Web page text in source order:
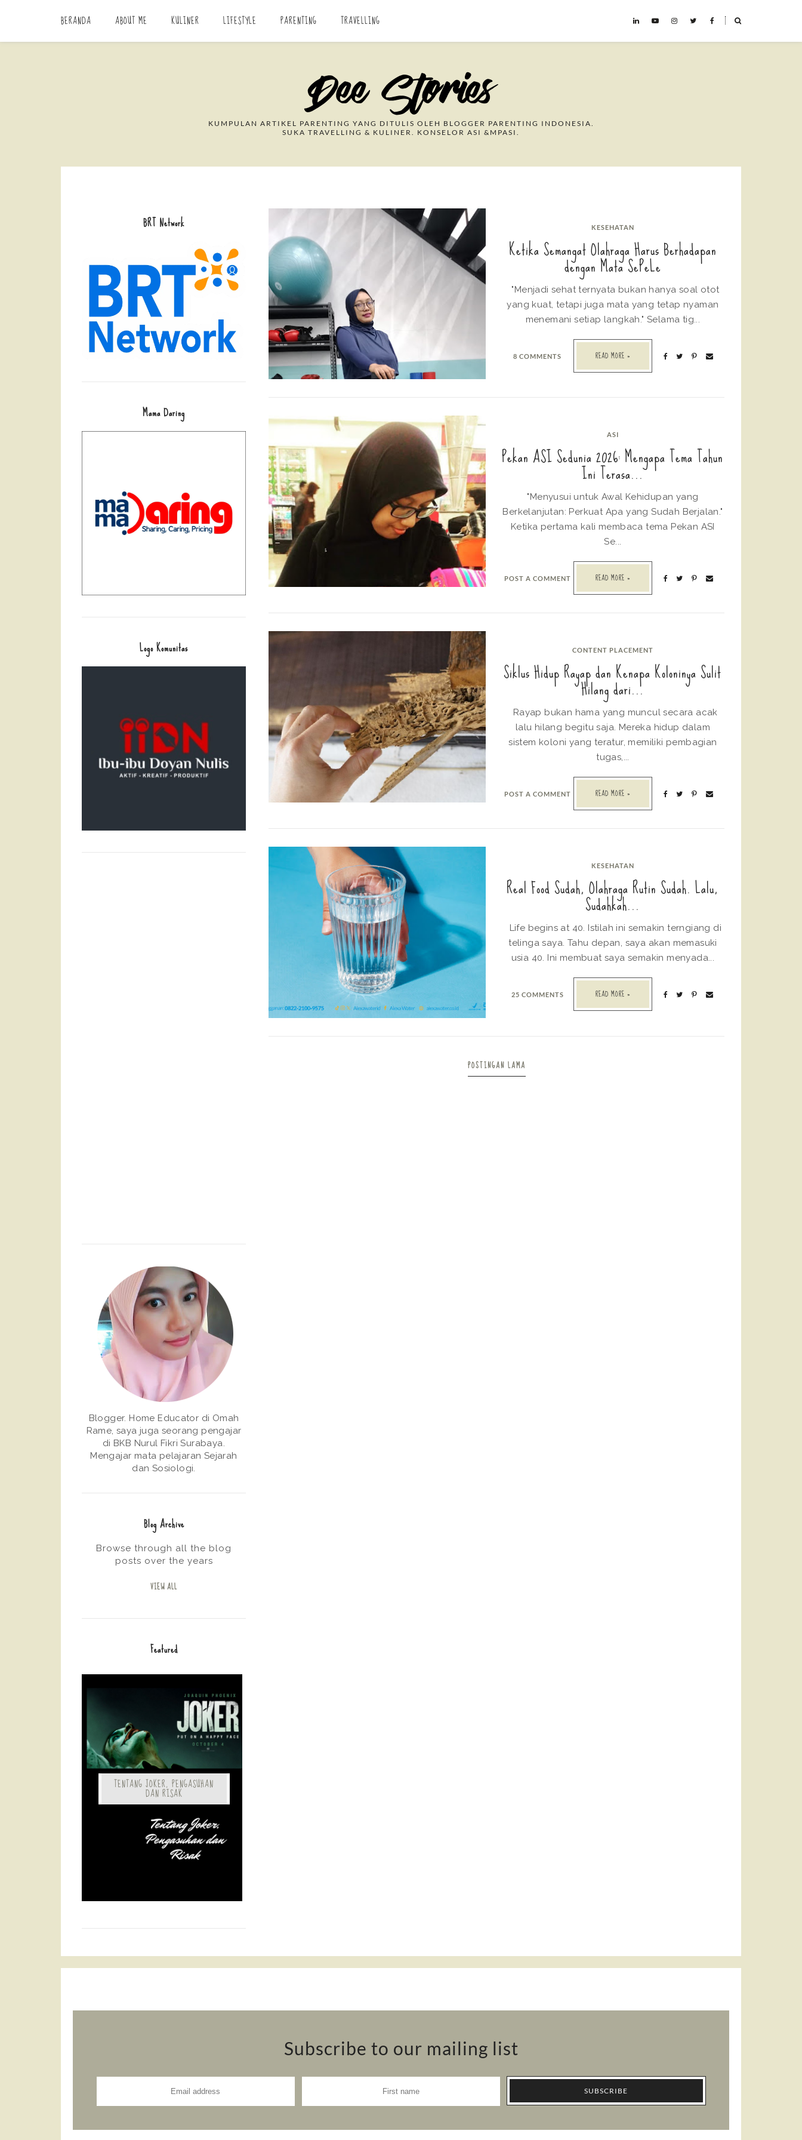
BERANDA ABOUT ME KULINER LIFESTYLE PARENTING TRAVELLING ˟
Search This Blog
KUMPULAN ARTIKEL PARENTING YANG DITULIS OLEH BLOGGER PARENTING INDONESIA.
SUKA TRAVELLING & KULINER. KONSELOR ASI &MPASI.
KESEHATAN
Ketika Semangat Olahraga Harus Berhadapan
dengan Mata SePeLe
"Menjadi sehat ternyata bukan hanya soal otot
yang kuat, tetapi juga mata yang tetap nyaman
menemani setiap langkah." Selama tig...
8 COMMENTS READ MORE »
ASI
Pekan ASI Sedunia 2026: Mengapa Tema Tahun
Ini Terasa...
"Menyusui untuk Awal Kehidupan yang
Berkelanjutan: Perkuat Apa yang Sudah Berjalan."
Ketika pertama kali membaca tema Pekan ASI
Se...
POST A COMMENT READ MORE »
CONTENT PLACEMENT
Siklus Hidup Rayap dan Kenapa Koloninya Sulit
Hilang dari...
Rayap bukan hama yang muncul secara acak
lalu hilang begitu saja. Mereka hidup dalam
sistem koloni yang teratur, memiliki pembagian
tugas,...
POST A COMMENT READ MORE »
KESEHATAN
Real Food Sudah, Olahraga Rutin Sudah. Lalu,
Sudahkah...
Life begins at 40. Istilah ini semakin terngiang di
telinga saya. Tahu depan, saya akan memasuki
usia 40. Ini membuat saya semakin menyada...
25 COMMENTS READ MORE »
POSTINGAN LAMA
BRT Network
Mama Daring
Logo Komunitas
Blogger. Home Educator di Omah
Rame, saya juga seorang pengajar
di BKB Nurul Fikri Surabaya.
Mengajar mata pelajaran Sejarah
dan Sosiologi.
Blog Archive
Browse through all the blog
posts over the years
VIEW ALL
Featured
TENTANG JOKER, PENGASUHAN
DAN RISAK
Subscribe to our mailing list